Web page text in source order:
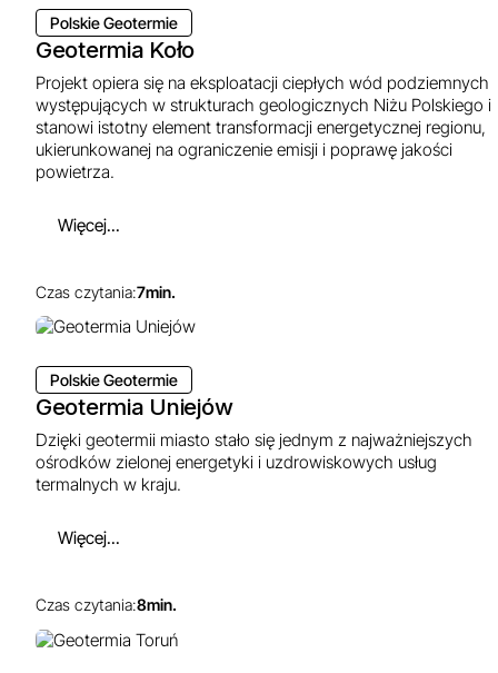
Polskie Geotermie
Geotermia Koło
Projekt opiera się na eksploatacji ciepłych wód podziemnych
występujących w strukturach geologicznych Niżu Polskiego i
stanowi istotny element transformacji energetycznej regionu,
ukierunkowanej na ograniczenie emisji i poprawę jakości
powietrza.
Więcej...
Czas czytania:7min.
Polskie Geotermie
Geotermia Uniejów
Dzięki geotermii miasto stało się jednym z najważniejszych
ośrodków zielonej energetyki i uzdrowiskowych usług
termalnych w kraju.
Więcej...
Czas czytania:8min.